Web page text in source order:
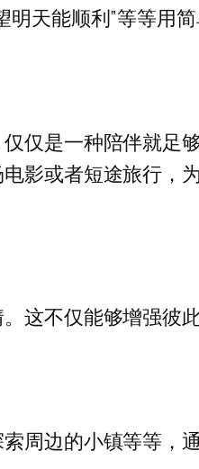
天能顺利”等等用
仅是一种陪伴就足
影或者短途旅行，
这不仅能够增强彼
周边的小镇等等，